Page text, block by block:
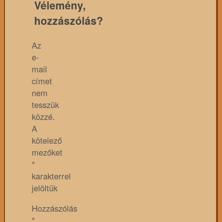
Vélemény,
hozzászólás?
Az
e-
mail
címet
nem
tesszük
közzé.
A
kötelező
mezőket
*
karakterrel
jelöltük
Hozzászólás